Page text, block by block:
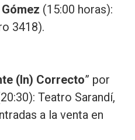
(15:00 horas):
3418).
(In) Correcto” por
Teatro Sarandí,
a la venta en